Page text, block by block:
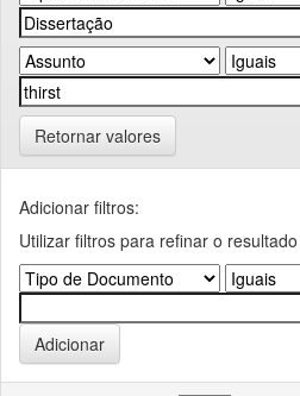
Retornar valores
Adicionar filtros:
Utilizar filtros para refinar o